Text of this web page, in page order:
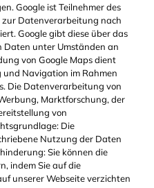
Google ist Teilnehmer des
Datenverarbeitung nach
Google gibt diese über das
Daten unter Umständen an
von Google Maps dient
Navigation im Rahmen
Die Datenverarbeitung von
Marktforschung, der
von
Die
Nutzung der Daten
Sie können die
indem Sie auf die
unserer Webseite verzichten